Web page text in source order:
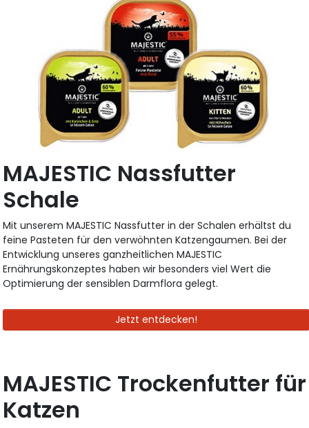
MAJESTIC Nassfutter
Schale
Mit unserem MAJESTIC Nassfutter in der Schalen erhältst du
feine Pasteten für den verwöhnten Katzengaumen. Bei der
Entwicklung unseres ganzheitlichen MAJESTIC
Ernährungskonzeptes haben wir besonders viel Wert die
Optimierung der sensiblen Darmflora gelegt.
Jetzt entdecken!
MAJESTIC Trockenfutter für
Katzen